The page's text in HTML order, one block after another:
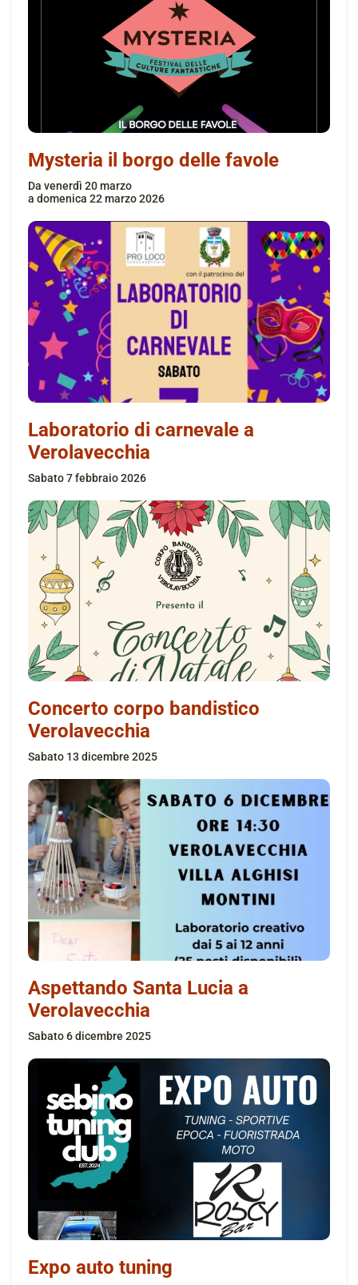
Mysteria il borgo delle favole
da venerdì 20 marzo
a domenica 22 marzo 2026
Laboratorio di carnevale a
Verolavecchia
sabato 7 febbraio 2026
Concerto corpo bandistico
Verolavecchia
sabato 13 dicembre 2025
Aspettando Santa Lucia a
Verolavecchia
sabato 6 dicembre 2025
Expo auto tuning